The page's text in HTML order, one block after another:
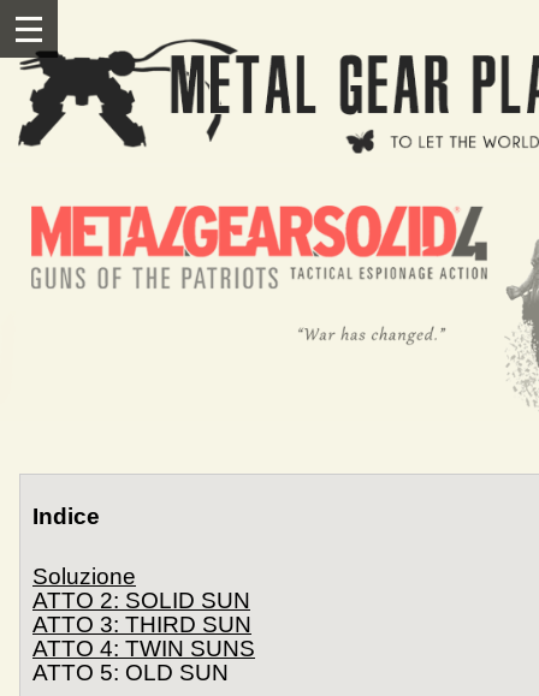
III
Indice
Soluzione
ATTO 2: SOLID SUN
ATTO 3: THIRD SUN
ATTO 4: TWIN SUNS
ATTO 5: OLD SUN